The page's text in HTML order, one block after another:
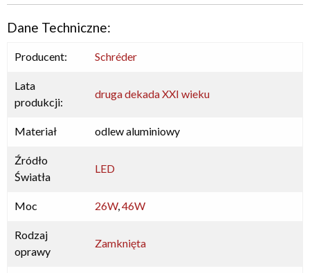
Dane Techniczne:
Producent: Schréder
Lata
produkcji:
druga dekada XXI wieku
Materiał odlew aluminiowy
Źródło
Światła
LED
Moc 26W,46W
Rodzaj
oprawy
Zamknięta